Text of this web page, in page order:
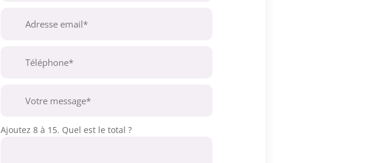
Ajoutez 8 à 15. Quel est le total ?